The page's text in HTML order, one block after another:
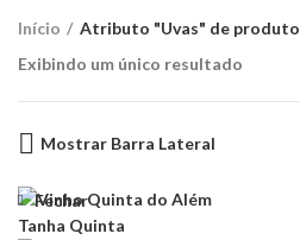
Início Atributo "Uvas" de produto
Exibindo um único resultado
Mostrar Barra Lateral
Fechar